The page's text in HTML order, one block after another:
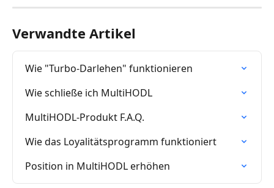
Verwandte Artikel
Wie "Turbo-Darlehen" funktionieren
Wie schließe ich MultiHODL
MultiHODL-Produkt F.A.Q.
Wie das Loyalitätsprogramm funktioniert
Position in MultiHODL erhöhen